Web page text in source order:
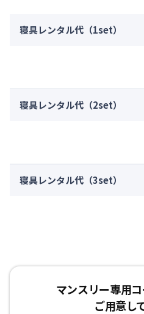
寝具レンタル代（1set）
寝具レンタル代（2set）
寝具レンタル代（3set）
マンスリー専用
ご用意し